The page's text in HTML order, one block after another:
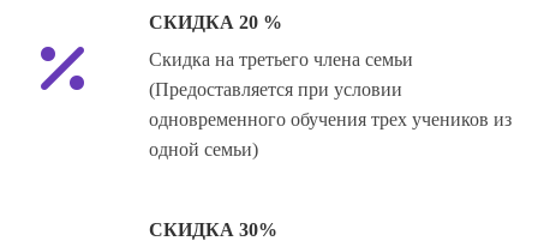
СКИДКА 20 %
Скидка на третьего члена семьи
(Предоставляется при условии
одновременного обучения трех учеников из
одной семьи)
СКИДКА 30%